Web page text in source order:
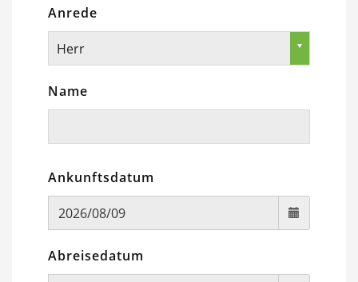
Anrede
Herr
Name
Ankunftsdatum
Abreisedatum